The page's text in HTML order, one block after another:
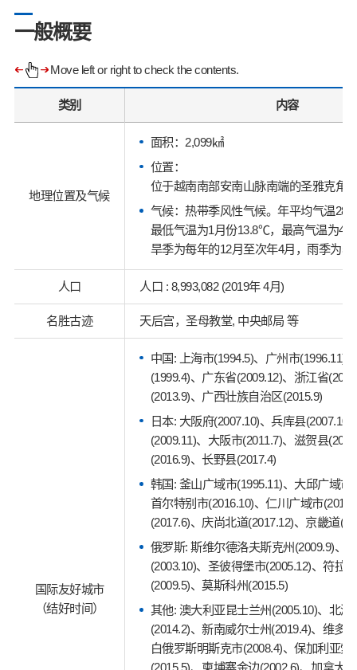
一般概要
Move left or right to check the contents.
类别 内容
地理位置及气候
面积：2,099㎢
位置：
位于越南南部安南山脉南端的圣雅克角
气候：热带季风性气候。年平均气温
最低气温为1月份13.8℃，最高气温为4
旱季为每年的12月至次年4月，雨季为5
人口 人口 : 8,993,082 (2019年 4月)
名胜古迹 天后宫，圣母教堂, 中央邮局 等
国际友好城市
（结好时间）
中国: 上海市(1994.5)、广州市(1996.11)
(1999.4)、广东省(2009.12)、浙江省
(2013.9)、广西壮族自治区(2015.9)
日本: 大阪府(2007.10)、兵库县(2007.10)
(2009.11)、大阪市(2011.7)、滋贺县
(2016.9)、长野县(2017.4)
韩国: 釜山广域市(1995.11)、大邱广域市
首尔特别市(2016.10)、仁川广域市
(2017.6)、庆尚北道(2017.12)、京畿道
俄罗斯: 斯维尔德洛夫斯克州(2009.9)、
(2003.10)、圣彼得堡市(2005.12)、符拉
(2009.5)、莫斯科州(2015.5)
其他: 澳大利亚昆士兰州(2005.10)、北澳
(2014.2)、新南威尔士州(2019.4)、维多
白俄罗斯明斯克市(2008.4)、保加利亚索